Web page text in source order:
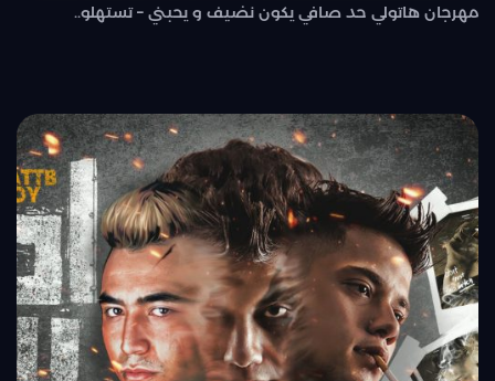
مهرجان هاتولي حد صافي يكون نضيف و يحبني – تستهلو..